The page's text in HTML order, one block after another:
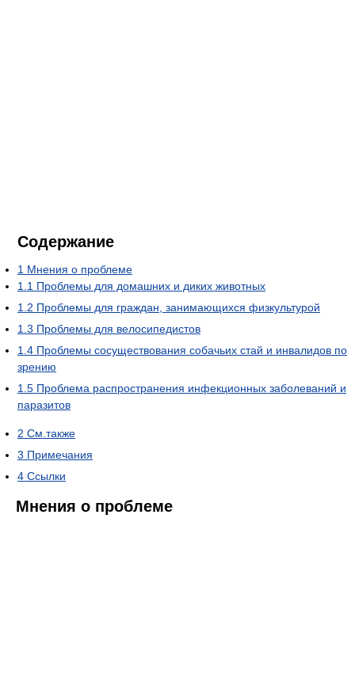
Содержание
1 Мнения о проблеме
1.1 Проблемы для домашних и диких животных
1.2 Проблемы для граждан, занимающихся физкультурой
1.3 Проблемы для велосипедистов
1.4 Проблемы сосуществования собачьих стай и инвалидов по
зрению
1.5 Проблема распространения инфекционных заболеваний и
паразитов
2 См.также
3 Примечания
4 Ссылки
Мнения о проблеме